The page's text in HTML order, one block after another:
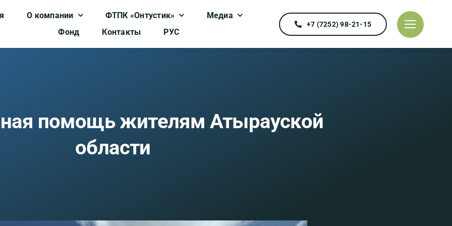
О компании ФТПК «Онтустик»
Медиа
Фонд
Контакты РУС
+7 (7252) 98-21-15
помощь жителям Атырауской
области